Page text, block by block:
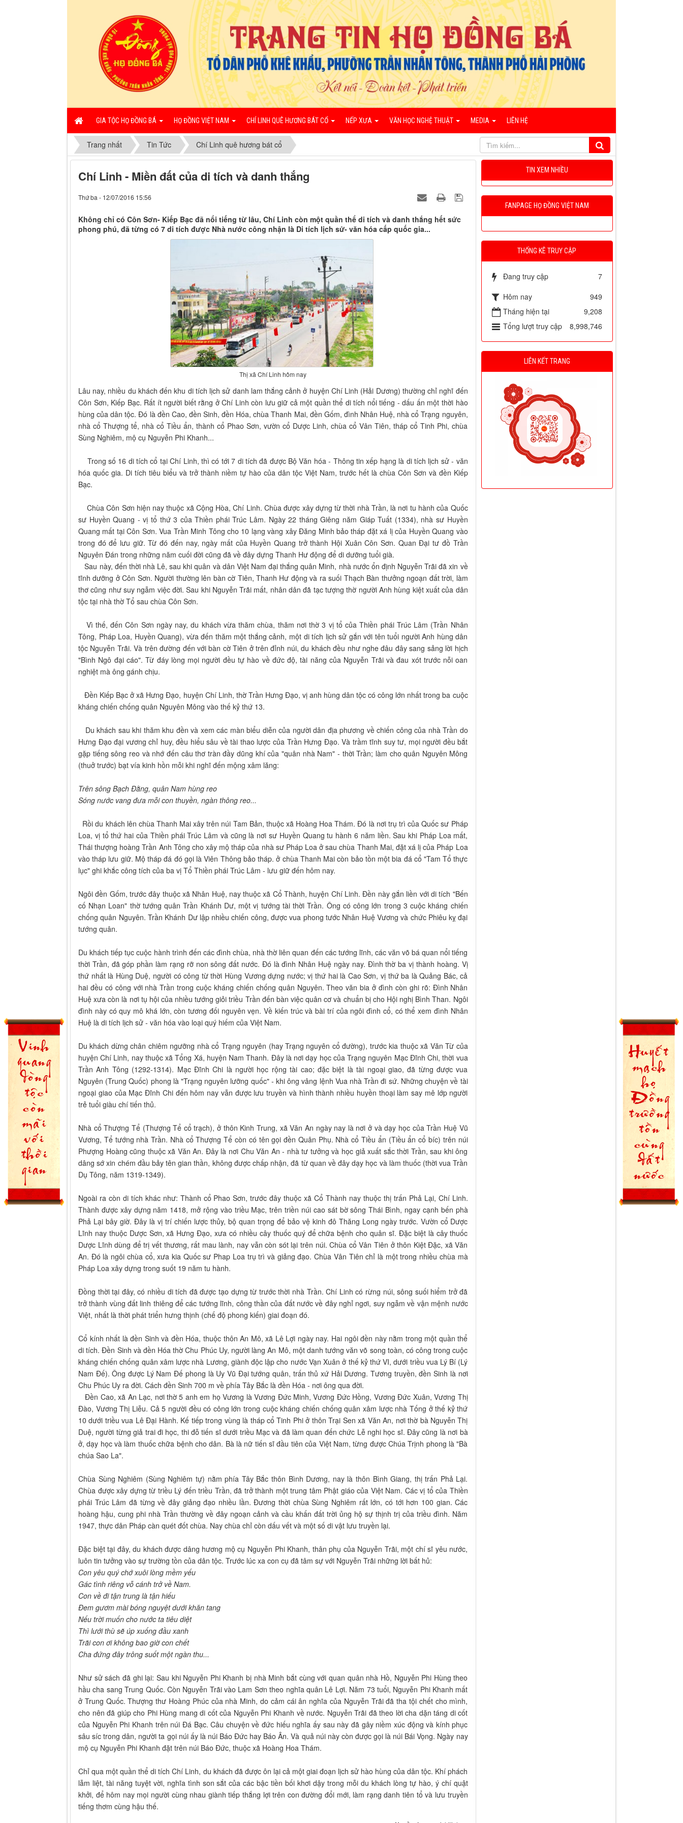
GIA TỘC HỌ ĐỒNG BÁ HỌ ĐỒNG VIỆT NAM CHÍ LINH QUÊ HƯƠNG BÁT CỔ NẾP XƯA VĂN HỌC NGHỆ THUẬT MEDIA LIÊN HỆ
Trang nhất Tin Tức Chí Linh quê hương bát cổ
Chí Linh - Miền đất của di tích và danh thắng
Thứ ba - 12/07/2016 15:56
​Không chỉ có Côn Sơn- Kiếp Bạc đã nổi tiếng từ lâu, Chí Linh còn một quần thể di tích và danh thắng hết sức
phong phú, đã từng có 7 di tích được Nhà nước công nhận là Di tích lịch sử- văn hóa cấp quốc gia...
Thị xã Chí Linh hôm nay
Lâu nay, nhiều du khách đến khu di tích lịch sử danh lam thắng cảnh ở huyện Chí Linh (Hải Dương) thường chỉ nghĩ đến
Côn Sơn, Kiếp Bạc. Rất ít người biết rằng ở Chí Linh còn lưu giữ cả một quần thể di tích nổi tiếng - dấu ấn một thời hào
hùng của dân tộc. Đó là đền Cao, đền Sinh, đền Hóa, chùa Thanh Mai, đền Gốm, đình Nhân Huệ, nhà cổ Trạng nguyên,
nhà cổ Thượng tể, nhà cổ Tiều ẩn, thành cổ Phao Sơn, vườn cổ Dược Linh, chùa cổ Vân Tiên, tháp cổ Tinh Phi, chùa
Sùng Nghiêm, mộ cụ Nguyễn Phi Khanh...
Trong số 16 di tích cổ tại Chí Linh, thì có tới 7 di tích đã được Bộ Văn hóa - Thông tin xếp hạng là di tích lịch sử - văn
hóa quốc gia. Di tích tiêu biểu và trở thành niềm tự hào của dân tộc Việt Nam, trước hết là chùa Côn Sơn và đền Kiếp
Bạc.
Chùa Côn Sơn hiện nay thuộc xã Cộng Hòa, Chí Linh. Chùa được xây dựng từ thời nhà Trần, là nơi tu hành của Quốc
sư Huyền Quang - vị tổ thứ 3 của Thiền phái Trúc Lâm. Ngày 22 tháng Giêng năm Giáp Tuất (1334), nhà sư Huyền
Quang mất tại Côn Sơn. Vua Trần Minh Tông cho 10 lạng vàng xây Đăng Minh bảo tháp đặt xá lị của Huyền Quang vào
trong đó để lưu giữ. Từ đó đến nay, ngày mất của Huyền Quang trở thành Hội Xuân Côn Sơn. Quan Đại tư đồ Trần
Nguyên Đán trong những năm cuối đời cũng đã về đây dựng Thanh Hư động để di dưỡng tuổi già.
Sau này, đến thời nhà Lê, sau khi quân và dân Việt Nam đại thắng quân Minh, nhà nước ổn định Nguyễn Trãi đã xin về
tĩnh dưỡng ở Côn Sơn. Người thường lên bàn cờ Tiên, Thanh Hư động và ra suối Thạch Bàn thưởng ngoạn đất trời, làm
thơ cũng như suy ngẫm việc đời. Sau khi Nguyễn Trãi mất, nhân dân đã tạc tượng thờ người Anh hùng kiệt xuất của dân
tộc tại nhà thờ Tổ sau chùa Côn Sơn.
Vì thế, đến Côn Sơn ngày nay, du khách vừa thăm chùa, thăm nơi thờ 3 vị tổ của Thiền phái Trúc Lâm (Trần Nhân
Tông, Pháp Loa, Huyền Quang), vừa đến thăm một thắng cảnh, một di tích lịch sử gắn với tên tuổi người Anh hùng dân
tộc Nguyễn Trãi. Và trên đường đến với bàn cờ Tiên ở trên đỉnh núi, du khách đều như nghe đâu đây sang sảng lời hịch
"Bình Ngô đại cáo". Từ đáy lòng mọi người đều tự hào về đức độ, tài năng của Nguyễn Trãi và đau xót trước nỗi oan
nghiệt mà ông gánh chịu.
Đền Kiếp Bạc ở xã Hưng Đạo, huyện Chí Linh, thờ Trần Hưng Đạo, vị anh hùng dân tộc có công lớn nhất trong ba cuộc
kháng chiến chống quân Nguyên Mông vào thế kỷ thứ 13.
Du khách sau khi thăm khu đền và xem các màn biểu diễn của người dân địa phương về chiến công của nhà Trần do
Hưng Đạo đại vương chỉ huy, đều hiểu sâu về tài thao lược của Trần Hưng Đạo. Và trầm tĩnh suy tư, mọi người đều bắt
gặp tiếng sông reo và nhớ đến câu thơ tràn đầy dũng khí của "quân nhà Nam" - thời Trần; làm cho quân Nguyên Mông
(thuở trước) bạt vía kinh hồn mỗi khi nghĩ đến mộng xâm lăng:
Trên sông Bạch Đằng, quân Nam hùng reo
Sóng nước vang đưa mỗi con thuyền, ngàn thông reo...
Rồi du khách lên chùa Thanh Mai xây trên núi Tam Bản, thuộc xã Hoàng Hoa Thám. Đó là nơi trụ trì của Quốc sư Pháp
Loa, vị tổ thứ hai của Thiền phái Trúc Lâm và cũng là nơi sư Huyền Quang tu hành 6 năm liền. Sau khi Pháp Loa mất,
Thái thượng hoàng Trần Anh Tông cho xây mộ tháp của nhà sư Pháp Loa ở sau chùa Thanh Mai, đặt xá lị của Pháp Loa
vào tháp lưu giữ. Mộ tháp đá đó gọi là Viên Thông bảo tháp. ở chùa Thanh Mai còn bảo tồn một bia đá cổ "Tam Tổ thực
lục" ghi khắc công tích của ba vị Tổ Thiền phái Trúc Lâm - lưu giữ đến hôm nay.
Ngôi đền Gốm, trước đây thuộc xã Nhân Huệ, nay thuộc xã Cổ Thành, huyện Chí Linh. Đền này gắn liền với di tích "Bến
cố Nhạn Loan" thờ tướng quân Trần Khánh Dư, một vị tướng tài thời Trần. Ông có công lớn trong 3 cuộc kháng chiến
chống quân Nguyên. Trần Khánh Dư lập nhiều chiến công, được vua phong tước Nhân Huệ Vương và chức Phiêu kỵ đại
tướng quân.
Du khách tiếp tục cuộc hành trình đến các đình chùa, nhà thờ liên quan đến các tướng lĩnh, các văn võ bá quan nổi tiếng
thời Trần, đã góp phần làm rạng rỡ non sông đất nước. Đó là đình Nhân Huệ ngày nay. Đình thờ ba vị thành hoàng. Vị
thứ nhất là Hùng Duệ, người có công từ thời Hùng Vương dựng nước; vị thứ hai là Cao Sơn, vị thứ ba là Quảng Bác, cả
hai đều có công với nhà Trần trong cuộc kháng chiến chống quân Nguyên. Theo văn bia ở đình còn ghi rõ: Đình Nhân
Huệ xưa còn là nơi tụ hội của nhiều tướng giỏi triều Trần đến bàn việc quân cơ và chuẩn bị cho Hội nghị Bình Than. Ngôi
đình này có quy mô khá lớn, còn tương đối nguyên vẹn. Về kiến trúc và bài trí của ngôi đình cổ, có thể xem đình Nhân
Huệ là di tích lịch sử - văn hóa vào loại quý hiếm của Việt Nam.
Du khách dừng chân chiêm ngưỡng nhà cổ Trạng nguyên (hay Trạng nguyên cổ đường), trước kia thuộc xã Văn Từ của
huyện Chí Linh, nay thuộc xã Tổng Xá, huyện Nam Thanh. Đây là nơi dạy học của Trạng nguyên Mạc Đĩnh Chi, thời vua
Trần Anh Tông (1292-1314). Mạc Đĩnh Chi là người học rộng tài cao; đặc biệt là tài ngoại giao, đã từng được vua
Nguyên (Trung Quốc) phong là "Trạng nguyên lưỡng quốc" - khi ông vâng lệnh Vua nhà Trần đi sứ. Những chuyện về tài
ngoại giao của Mạc Đĩnh Chi đến hôm nay vẫn được lưu truyền và hình thành nhiều huyền thoại làm say mê lớp người
trẻ tuổi giàu chí tiến thủ.
Nhà cổ Thượng Tể (Thượng Tể cổ trạch), ở thôn Kinh Trung, xã Văn An ngày nay là nơi ở và dạy học của Trần Huệ Vũ
Vương, Tể tướng nhà Trần. Nhà cổ Thượng Tể còn có tên gọi đền Quân Phụ. Nhà cổ Tiều ẩn (Tiều ẩn cổ bíc) trên núi
Phượng Hoàng cũng thuộc xã Văn An. Đây là nơi Chu Văn An - nhà tư tưởng và học giả xuất sắc thời Trần, sau khi ông
dâng sớ xin chém đầu bảy tên gian thần, không được chấp nhận, đã từ quan về đây dạy học và làm thuốc (thời vua Trần
Dụ Tông, năm 1319-1349).
Ngoài ra còn di tích khác như: Thành cổ Phao Sơn, trước đây thuộc xã Cổ Thành nay thuộc thị trấn Phả Lại, Chí Linh.
Thành được xây dựng năm 1418, mở rộng vào triều Mạc, trên triền núi cao sát bờ sông Thái Bình, ngay cạnh bến phà
Phả Lại bây giờ. Đây là vị trí chiến lược thủy, bộ quan trọng để bảo vệ kinh đô Thăng Long ngày trước. Vườn cổ Dược
Lĩnh nay thuộc Dược Sơn, xã Hưng Đạo, xưa có nhiều cây thuốc quý để chữa bệnh cho quân sĩ. Đặc biệt là cây thuốc
Dược Lĩnh dùng để trị vết thương, rất mau lành, nay vẫn còn sót lại trên núi. Chùa cổ Vân Tiên ở thôn Kiệt Đặc, xã Văn
An. Đó là ngôi chùa cổ, xưa kia Quốc sư Phap Loa trụ trì và giảng đạo. Chùa Vân Tiên chỉ là một trong nhiều chùa mà
Pháp Loa xây dựng trong suốt 19 năm tu hành.
Đồng thời tại đây, có nhiều di tích đã được tạo dựng từ trước thời nhà Trần. Chí Linh có rừng núi, sông suối hiểm trở đã
trở thành vùng đất linh thiêng để các tướng lĩnh, công thần của đất nước về đây nghỉ ngơi, suy ngẫm về vận mệnh nước
Việt, nhất là thời phát triển hưng thịnh (chế độ phong kiến) giai đoạn đó.
Cổ kính nhất là đền Sinh và đền Hóa, thuộc thôn An Mô, xã Lê Lợi ngày nay. Hai ngôi đền này nằm trong một quần thể
di tích. Đền Sinh và đền Hóa thờ Chu Phúc Uy, người làng An Mô, một danh tướng văn võ song toàn, có công trong cuộc
kháng chiến chống quân xâm lược nhà Lương, giành độc lập cho nước Vạn Xuân ở thế kỷ thứ VI, dưới triều vua Lý Bí (Lý
Nam Đế). Ông được Lý Nam Đế phong là Uy Vũ Đại tướng quân, trấn thủ xứ Hải Dương. Tương truyền, đền Sinh là nơi
Chu Phúc Uy ra đời. Cách đền Sinh 700 m về phía Tây Bắc là đền Hóa - nơi ông qua đời.
Đền Cao, xã An Lạc, nơi thờ 5 anh em họ Vương là Vương Đức Minh, Vương Đức Hồng, Vương Đức Xuân, Vương Thị
Đào, Vương Thị Liễu. Cả 5 người đều có công lớn trong cuộc kháng chiến chống quân xâm lược nhà Tống ở thế kỷ thứ
10 dưới triều vua Lê Đại Hành. Kế tiếp trong vùng là tháp cổ Tinh Phi ở thôn Trại Sen xã Văn An, nơi thờ bà Nguyễn Thị
Duệ, người từng giả trai đi học, thi đỗ tiến sĩ dưới triều Mạc và đã làm quan đến chức Lễ nghi học sĩ. Đây cũng là nơi bà
ở, dạy học và làm thuốc chữa bệnh cho dân. Bà là nữ tiến sĩ đầu tiên của Việt Nam, từng được Chúa Trịnh phong là "Bà
chúa Sao La".
Chùa Sùng Nghiêm (Sùng Nghiêm tự) nằm phía Tây Bắc thôn Bình Dương, nay là thôn Bình Giang, thị trấn Phả Lại.
Chùa được xây dựng từ triều Lý đến triều Trần, đã trở thành một trung tâm Phật giáo của Việt Nam. Các vị tổ của Thiền
phái Trúc Lâm đã từng về đây giảng đạo nhiều lần. Đương thời chùa Sùng Nghiêm rất lớn, có tới hơn 100 gian. Các
hoàng hậu, cung phi nhà Trần thường về đây ngoạn cảnh và cầu khấn đất trời ủng hộ sự thịnh trị của triều đình. Năm
1947, thực dân Pháp càn quét đốt chùa. Nay chùa chỉ còn dấu vết và một số di vật lưu truyền lại.
Đặc biệt tại đây, du khách được dâng hương mộ cụ Nguyễn Phi Khanh, thân phụ của Nguyễn Trãi, một chí sĩ yêu nước,
luôn tin tưởng vào sự trường tồn của dân tộc. Trước lúc xa con cụ đã tâm sự với Nguyễn Trãi những lời bất hủ:
Con yêu quý chớ xuôi lòng mềm yếu
Gác tình riêng vỗ cánh trở về Nam.
Con về đi tận trung là tận hiếu
Đem gươm mài bóng nguyệt dưới khăn tang
Nếu trời muốn cho nước ta tiêu diệt
Thì lưới thù sẽ úp xuống đầu xanh
Trãi con ơi không bao giờ con chết
Cha đứng đây trông suốt một ngàn thu...
Như sử sách đã ghi lại: Sau khi Nguyễn Phi Khanh bị nhà Minh bắt cùng với quan quân nhà Hồ, Nguyễn Phi Hùng theo
hầu cha sang Trung Quốc. Còn Nguyễn Trãi vào Lam Sơn theo nghĩa quân Lê Lợi. Năm 73 tuổi, Nguyễn Phi Khanh mất
ở Trung Quốc. Thượng thư Hoàng Phúc của nhà Minh, do cảm cái ân nghĩa của Nguyễn Trãi đã tha tội chết cho mình,
cho nên đã giúp cho Phi Hùng mang di cốt của Nguyễn Phi Khanh về nước. Nguyễn Trãi đã theo lời cha dặn táng di cốt
của Nguyễn Phi Khanh trên núi Đá Bạc. Câu chuyện về đức hiếu nghĩa ấy sau này đã gây niềm xúc động và kính phục
sâu síc trong dân, người ta gọi núi ấy là núi Báo Đức hay Báo Ân. Và quả núi này còn được gọi là núi Bái Vọng. Ngày nay
mộ cụ Nguyễn Phi Khanh đặt trên núi Báo Đức, thuộc xã Hoàng Hoa Thám.
Chỉ qua một quần thể di tích Chí Linh, du khách đã được ôn lại cả một giai đoạn lịch sử hào hùng của dân tộc. Khí phách
lẫm liệt, tài năng tuyệt vời, nghĩa tình son sắt của các bậc tiền bối khơi dậy trong mỗi du khách lòng tự hào, ý chí quật
khởi, để hôm nay mọi người cùng nhau giành tiếp thắng lợi trên con đường đổi mới, làm rạng danh tiên tổ và lưu truyền
tiếng thơm cùng hậu thế.
TIN XEM NHIỀU
FANPAGE HỌ ĐỒNG VIỆT NAM
THỐNG KÊ TRUY CẬP
Đang truy cập
7
Hôm nay
949
Tháng hiện tại
9,208
Tổng lượt truy cập
8,998,746
LIÊN KẾT TRANG